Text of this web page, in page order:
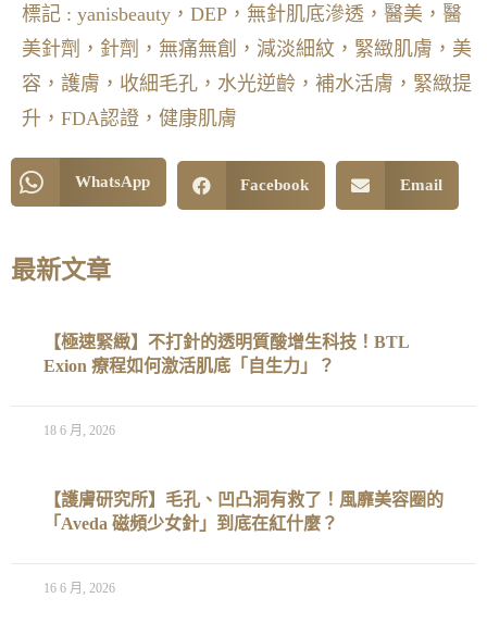
標記 : yanisbeauty，DEP，無針肌底滲透，醫美，醫
美針劑，針劑，無痛無創，減淡細紋，緊緻肌膚，美
容，護膚，收細毛孔，水光逆齡，補水活膚，緊緻提
升，FDA認證，健康肌膚
WhatsApp Facebook Email
最新文章
【極速緊緻】不打針的透明質酸增生科技！BTL
Exion 療程如何激活肌底「自生力」？
18 6 月, 2026
【護膚研究所】毛孔、凹凸洞有救了！風靡美容圈的
「Aveda 磁頻少女針」到底在紅什麼？
16 6 月, 2026